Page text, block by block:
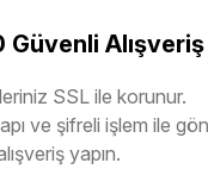
Güvenli Alışveriş
SSL ile korunur.
ve şifreli işlem ile
yapın.